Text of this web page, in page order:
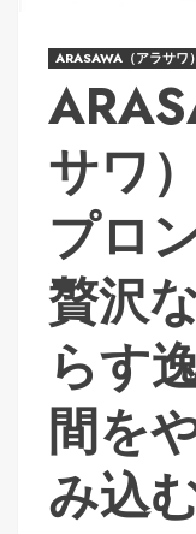
ARASAWA（アラサワ）
サワ
プロ
贅沢
らす
間を
み込む